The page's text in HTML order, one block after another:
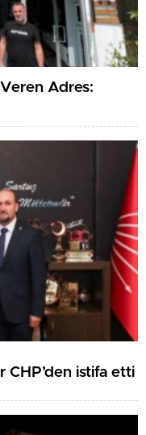
Adres:
CHP’den istifa etti